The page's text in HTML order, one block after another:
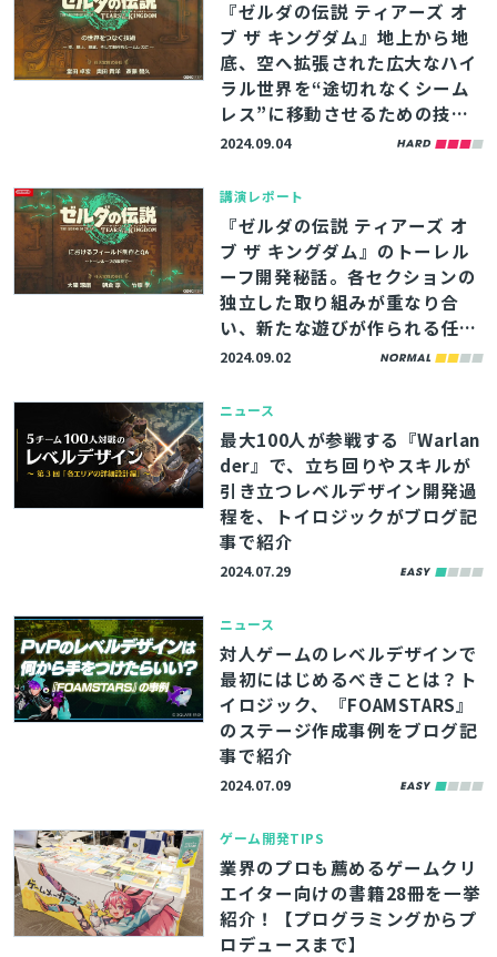
『ゼルダの伝説 ティアーズ オ
ブ ザ キングダム』地上から地
底、空へ拡張された広大なハイ
ラル世界を“途切れなくシーム
レス”に移動させるための技術
【CEDEC2024】
2024.09.04
講演レポート
『ゼルダの伝説 ティアーズ オ
ブ ザ キングダム』のトーレル
ーフ開発秘話。各セクションの
独立した取り組みが重なり合
い、新たな遊びが作られる任天
堂流の開発プロセスに迫る【CE
2024.09.02
ニュース
最大100人が参戦する『Warlan
der』で、立ち回りやスキルが
引き立つレベルデザイン開発過
程を、トイロジックがブログ記
事で紹介
2024.07.29
ニュース
対人ゲームのレベルデザインで
最初にはじめるべきことは？ト
イロジック、『FOAMSTARS』
のステージ作成事例をブログ記
事で紹介
2024.07.09
ゲーム開発TIPS
業界のプロも薦めるゲームクリ
エイター向けの書籍28冊を一挙
紹介！【プログラミングからプ
ロデュースまで】